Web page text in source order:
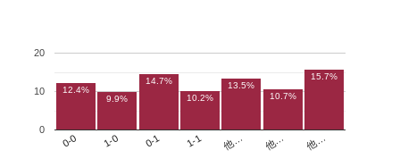
0-0 1-0 0-1 1-1 他… 他… 他…
0
10
20
12.4%
9.9%
14.7%
10.2%
13.5%
10.7%
15.7%